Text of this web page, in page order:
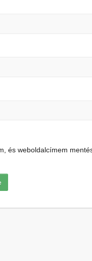
és weboldalcímem